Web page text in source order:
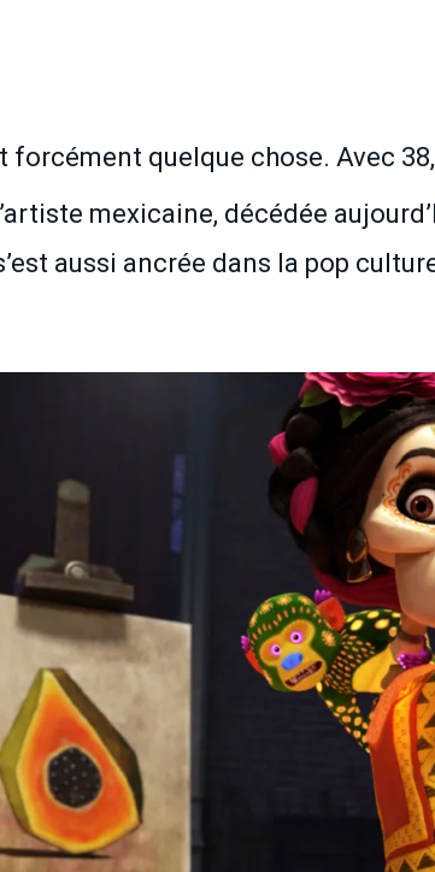
forcément quelque chose. Avec
mexicaine, décédée
aussi ancrée dans la pop